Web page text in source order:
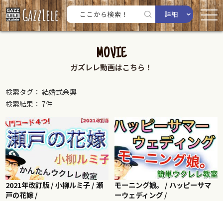
詳細
MOVIE
ガズレレ動画はこちら！
検索タグ： 結婚式余興
検索結果： 7件
2021年改訂版 / 小柳ルミ子 / 瀬
戸の花嫁 /
モーニング娘。 / ハッピーサマ
ーウェディング /